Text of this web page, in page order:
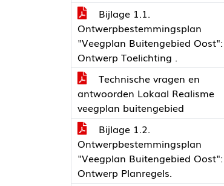
Bijlage 1.1.
Ontwerpbestemmingsplan
"Veegplan Buitengebied Oost":
Ontwerp Toelichting .
Technische vragen en
antwoorden Lokaal Realisme
veegplan buitengebied
Bijlage 1.2.
Ontwerpbestemmingsplan
"Veegplan Buitengebied Oost":
Ontwerp Planregels.